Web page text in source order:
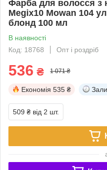
Фарба для волосся з
Megix10 Mowan 104
блонд 100 мл
В наявності
Код: 18768
Опт і роздріб
536 ₴ 1 071 ₴
Економія 535 ₴
509 ₴ від 2 шт.